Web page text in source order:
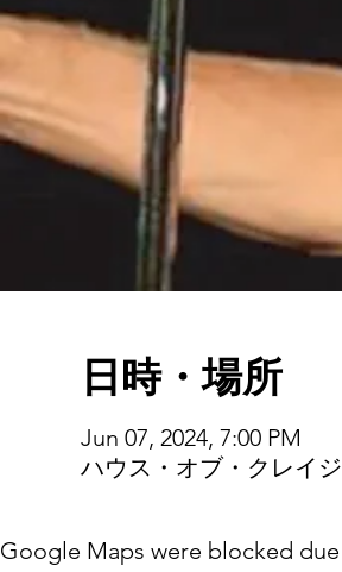
日時・場所
Jun 07, 2024, 7:00 PM
ハウス・オブ・クレイ
Google Maps were blocked